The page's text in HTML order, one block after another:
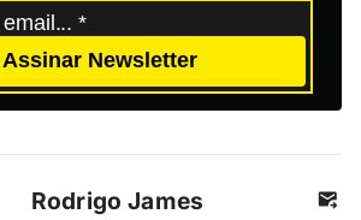
Assinar Newsletter
Rodrigo James